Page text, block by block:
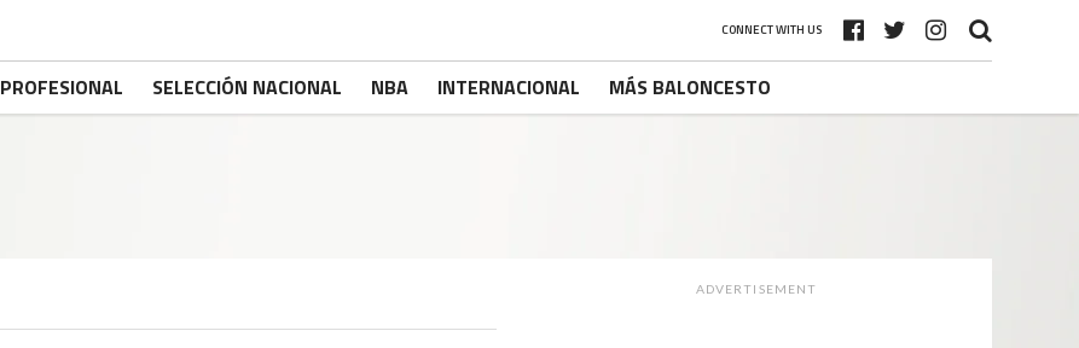
CONNECT WITH US
PROFESIONAL SELECCIÓN NACIONAL NBA INTERNACIONAL MÁS BALONCESTO
ADVERTISEMENT